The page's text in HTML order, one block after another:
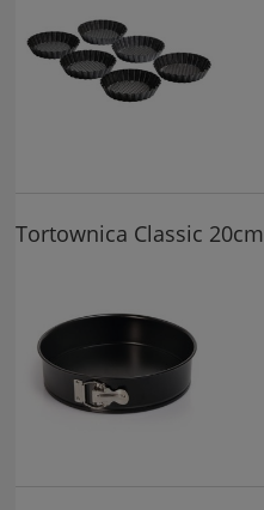
Tortownica Classic 20cm